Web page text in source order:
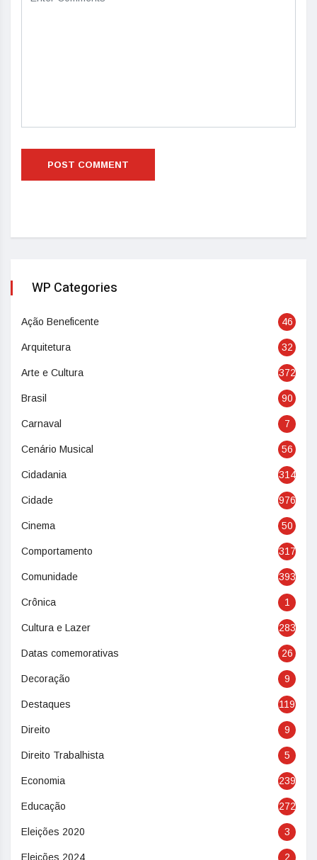
WP Categories
Ação Beneficente 46
Arquitetura 32
Arte e Cultura 372
Brasil 90
Carnaval 7
Cenário Musical 56
Cidadania 314
Cidade 976
Cinema 50
Comportamento 317
Comunidade 393
Crônica 1
Cultura e Lazer 283
Datas comemorativas 26
Decoração 9
Destaques 119
Direito 9
Direito Trabalhista 5
Economia 239
Educação 272
Eleições 2020 3
Eleições 2024 2